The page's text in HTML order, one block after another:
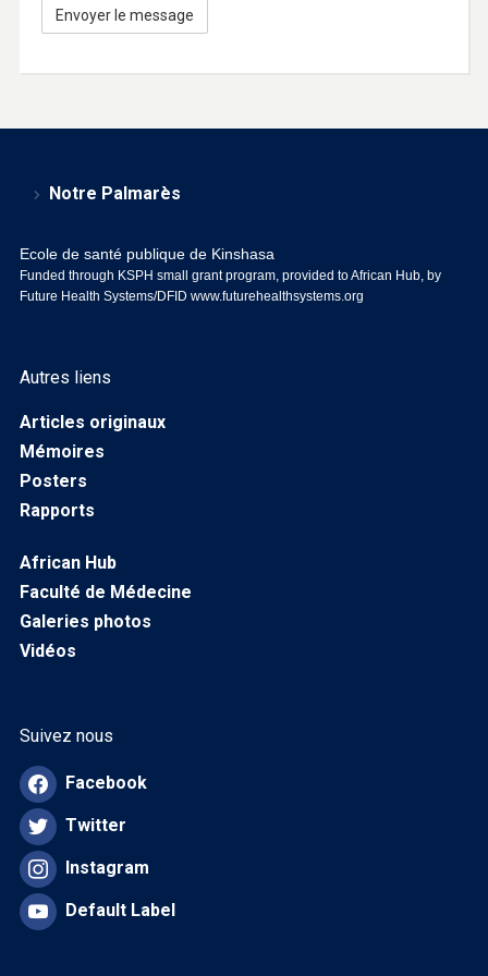
Notre Palmarès
Ecole de santé publique de Kinshasa
Funded through KSPH small grant program, provided to African Hub, by
Future Health Systems/DFID www.futurehealthsystems.org
Autres liens
Articles originaux
Mémoires
Posters
Rapports
African Hub
Faculté de Médecine
Galeries photos
Vidéos
Suivez nous
Facebook
Twitter
Instagram
Default Label